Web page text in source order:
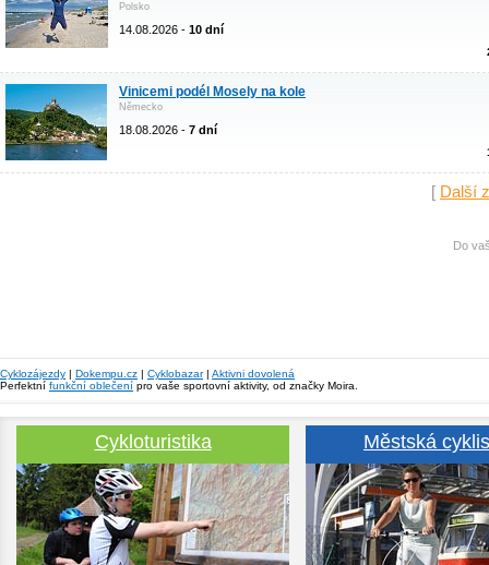
Polsko
14.08.2026 - 10 dní
Vinicemi podél Mosely na kole
Německo
18.08.2026 - 7 dní
[ Další
Do
Cyklozájezdy | Dokempu.cz | Cyklobazar| Aktivni dovolená
Perfektní funkční oblečení pro vaše sportovní aktivity, od značky Moira.
Cykloturistika Městská